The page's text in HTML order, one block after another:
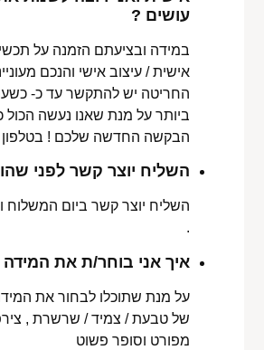
עושים ?
במידה ובציעתם הזמנה על
אישית / עיצוב אישי והנכם
החריטה יש להתקשר עד כ-
ביותר על מנת שאנו נעשה הכול
הבקשה החדשה שלכם !
השליח יוצר קשר לפני
השליח יוצר קשר ביום המשלוח
.
איך אני בוחר/ת את
על מנת שתוכלו לבחור את
של טבעת / צמיד / שרשרת ,
מפורט וסופר פשוט